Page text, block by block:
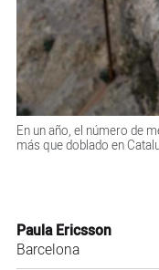
En un año, el número de
más que doblado en
Paula Ericsson
Barcelona